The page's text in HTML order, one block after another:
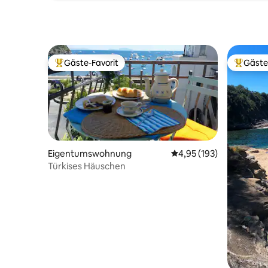
Beliebter Gäste-Favorit.
Gäste-Favorit
Eigentumswohnung Durchschnittliche
4,95 (193)
Türkises Häuschen